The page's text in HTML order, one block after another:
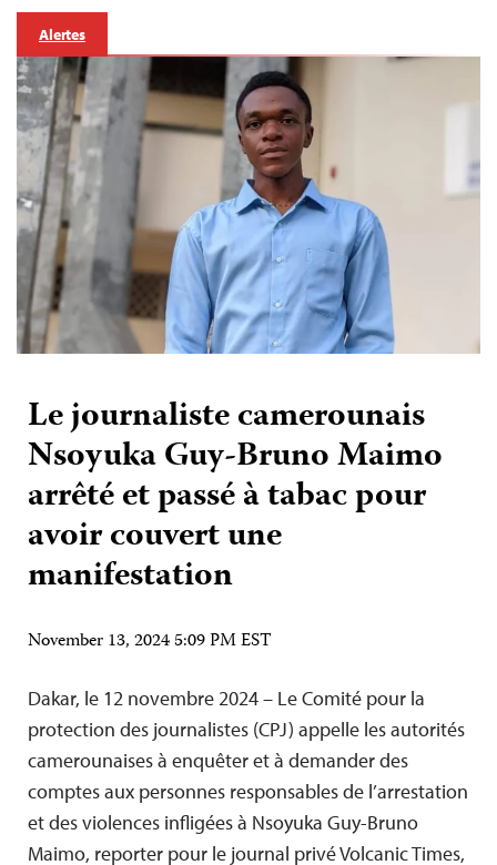
Alertes
Le journaliste camerounais
Nsoyuka Guy-Bruno Maimo
arrêté et passé à tabac pour
avoir couvert une
manifestation
November 13, 2024 5:09 PM EST
Dakar, le 12 novembre 2024 – Le Comité pour la
protection des journalistes (CPJ) appelle les autorités
camerounaises à enquêter et à demander des
comptes aux personnes responsables de l’arrestation
et des violences infligées à Nsoyuka Guy-Bruno
Maimo, reporter pour le journal privé Volcanic Times,